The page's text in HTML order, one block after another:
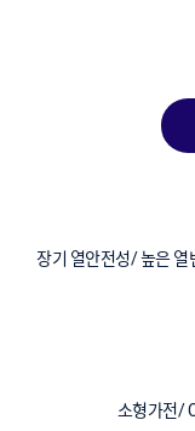
장기 열안전성/ 높은
소형가전/